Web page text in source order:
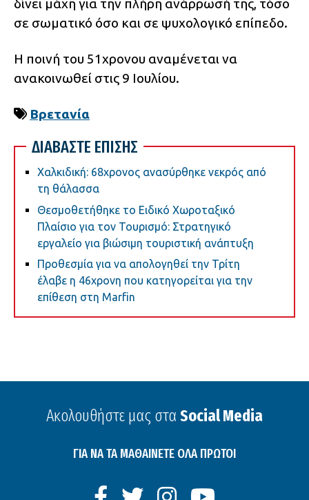
δίνει μάχη για την πλήρη ανάρρωσή της, τόσο
σε σωματικό όσο και σε ψυχολογικό επίπεδο.
Η ποινή του 51χρονου αναμένεται να
ανακοινωθεί στις 9 Ιουλίου.
Βρετανία
ΔΙΑΒΑΣΤΕ ΕΠΙΣΗΣ
Χαλκιδική: 68χρονος ανασύρθηκε νεκρός από
τη θάλασσα
Θεσμοθετήθηκε το Ειδικό Χωροταξικό
Πλαίσιο για τον Τουρισμό: Στρατηγικό
εργαλείο για βιώσιμη τουριστική ανάπτυξη
Προθεσμία για να απολογηθεί την Τρίτη
έλαβε η 46χρονη που κατηγορείται για την
επίθεση στη Marfin
Ακολουθήστε μας στα Social Media
ΓΙΑ ΝΑ ΤΑ ΜΑΘΑΙΝΕΤΕ ΟΛΑ ΠΡΩΤΟΙ